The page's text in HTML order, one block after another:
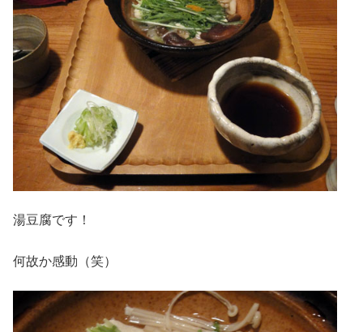
湯豆腐です！
何故か感動（笑）